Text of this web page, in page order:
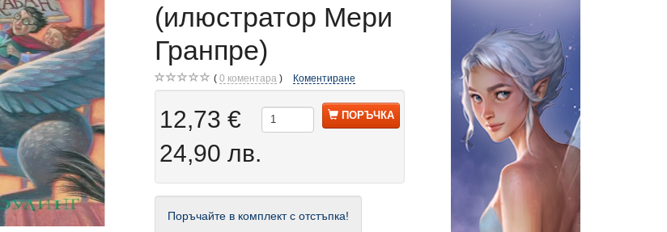
(илюстратор Мери
Гранпре)
0 коментара Коментиране
12,73 €
24,90 лв.
ПОРЪЧКА
Поръчайте в комплект с отстъпка!